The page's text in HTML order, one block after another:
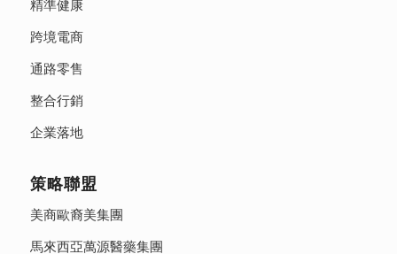
精準健康
跨境電商
通路零售
整合行銷
企業落地
策略聯盟
美商歐裔美集團
馬來西亞萬源醫藥集團